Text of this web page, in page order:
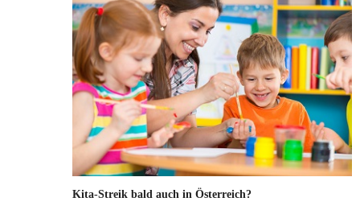
Kita-Streik bald auch in Österreich?